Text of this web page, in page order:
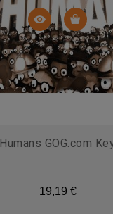
GOG.com
19,19 €